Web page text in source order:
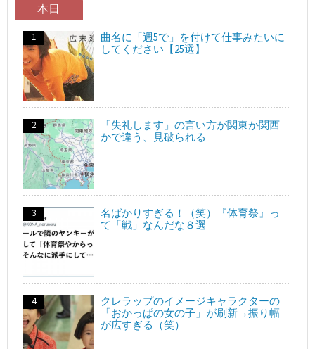
本日
曲名に「週5で」を付けて仕事みたいに
してください【25選】
「失礼します」の言い方が関東か関西
かで違う、見破られる
名ばかりすぎる！（笑）『体育祭』っ
て「戦」なんだな８選
クレラップのイメージキャラクターの
「おかっぱの女の子」が刷新→振り幅
が広すぎる（笑）